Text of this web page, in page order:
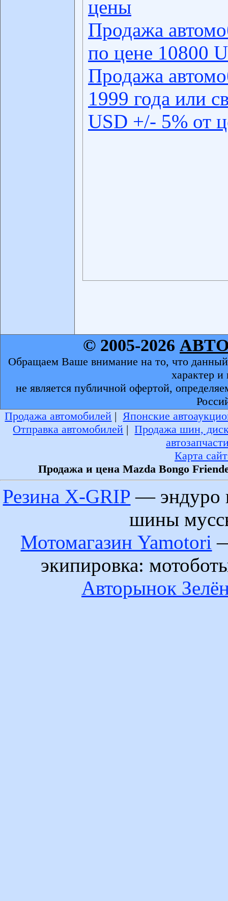
цены
Продажа
по цене 10800
Продажа
1999 года или
USD +/- 5% от
© 2005-2026
Обращаем Ваше внимание на то, что
характер
не является публичной офертой,
Продажа автомобилей | Японские
Отправка автомобилей |Продажа шин,
Карта
Продажа и цена Mazda Bongo
Резина X-GRIP — эндуро
шины
Мотомагазин Yamotori
экипировка:
Авторынок